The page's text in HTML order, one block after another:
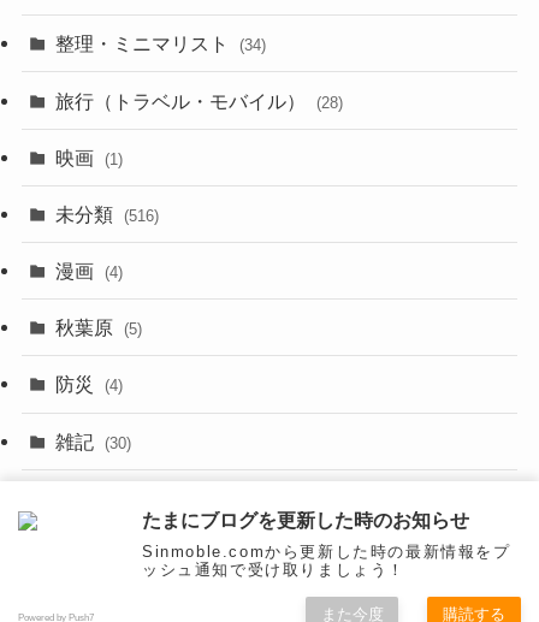
(8)
(9)
(3)
(3)
(6)
(20)
(31)
(27)
(31)
整理・ミニマリスト (34)
旅行（トラベル・モバイル） (28)
映画 (1)
未分類 (516)
漫画 (4)
秋葉原 (5)
防災 (4)
雑記 (30)
たまにブログを更新した時のお知らせ
Sinmoble.comから更新した時の最新情報をプ
ッシュ通知で受け取りましょう！
Powered by Push7 また今度 購読する